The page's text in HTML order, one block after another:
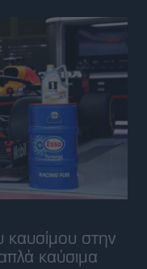
καυσίμου στην
καύσιμα